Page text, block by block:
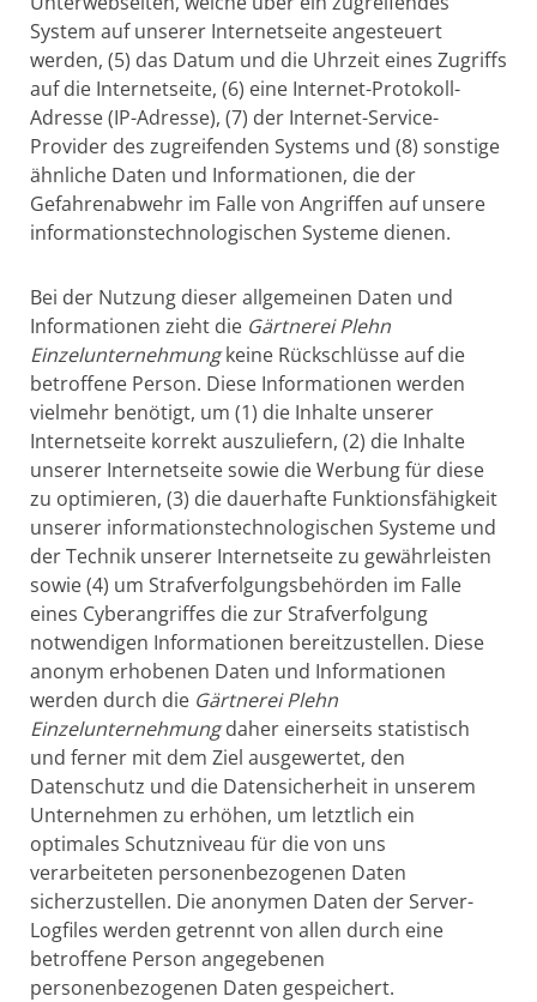
System auf unserer Internetseite angesteuert
werden, (5) das Datum und die Uhrzeit eines Zugriffs
auf die Internetseite, (6) eine Internet-Protokoll-
Adresse (IP-Adresse), (7) der Internet-Service-
Provider des zugreifenden Systems und (8) sonstige
ähnliche Daten und Informationen, die der
Gefahrenabwehr im Falle von Angriffen auf unsere
informationstechnologischen Systeme dienen.
Bei der Nutzung dieser allgemeinen Daten und
Informationen zieht die Gärtnerei Plehn
Einzelunternehmungkeine Rückschlüsse auf die
betroffene Person. Diese Informationen werden
vielmehr benötigt, um (1) die Inhalte unserer
Internetseite korrekt auszuliefern, (2) die Inhalte
unserer Internetseite sowie die Werbung für diese
zu optimieren, (3) die dauerhafte Funktionsfähigkeit
unserer informationstechnologischen Systeme und
der Technik unserer Internetseite zu gewährleisten
sowie (4) um Strafverfolgungsbehörden im Falle
eines Cyberangriffes die zur Strafverfolgung
notwendigen Informationen bereitzustellen. Diese
anonym erhobenen Daten und Informationen
werden durch die Gärtnerei Plehn
Einzelunternehmungdaher einerseits statistisch
und ferner mit dem Ziel ausgewertet, den
Datenschutz und die Datensicherheit in unserem
Unternehmen zu erhöhen, um letztlich ein
optimales Schutzniveau für die von uns
verarbeiteten personenbezogenen Daten
sicherzustellen. Die anonymen Daten der Server-
Logfiles werden getrennt von allen durch eine
betroffene Person angegebenen
personenbezogenen Daten gespeichert.